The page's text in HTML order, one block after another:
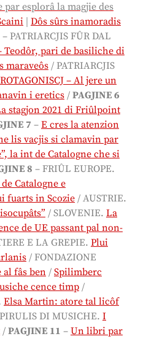
par esplorâ la magjie des
Dôs sûrs inamoradis
– PATRIARCJIS FÛR DAL
Teodôr, pari de basiliche di
maraveôs / PATRIARCJIS
– Al jere un
i eretics / PAGJINE 6
stagjon 2021 di Friûlpoint
7 – E cres la atenzion
lis vacjis si clamavin par
la int de Catalogne che si
8 – FRIÛL EUROPE.
Catalogne e
fuarts in Scozie / AUSTRIE.
/ SLOVENIE. La
de UE passant pal non-
E LA GREPIE. Plui
/ FONDAZIONE
fâs ben / Spilimberc
cence timp /
Elsa Martin: atore tal licôf
DI MUSICHE. I
/ PAGJINE 11 – Un libri par